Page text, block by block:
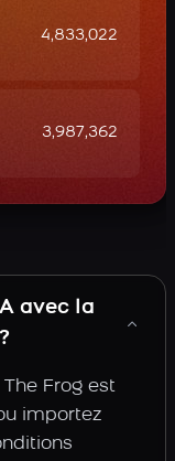
4,833,022
3,987,362
avec la
Frog est
importez